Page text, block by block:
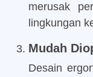
merusak
lingkungan
Mudah
Desain